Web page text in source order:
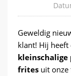
Geweldig
klant! Hij heeft
frites uit onze